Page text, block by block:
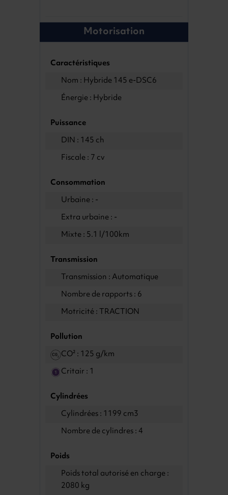
Motorisation
Caractéristiques
Nom : Hybride 145 e-DSC6
Énergie : Hybride
Puissance
DIN : 145 ch
Fiscale : 7 cv
Consommation
Urbaine : -
Extra urbaine : -
Mixte : 5.1 l/100km
Transmission
Transmission : Automatique
Nombre de rapports : 6
Motricité : TRACTION
Pollution
CO² : 125 g/km
Critair : 1
Cylindrées
Cylindrées : 1199 cm3
Nombre de cylindres : 4
Poids
Poids total autorisé en charge :
2080 kg